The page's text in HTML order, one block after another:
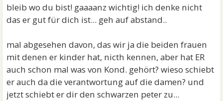
bleib wo du bist! gaaaanz wichtig! ich denke nicht
das er gut für dich ist... geh auf abstand..
mal abgesehen davon, das wir ja die beiden frauen
mit denen er kinder hat, nicth kennen, aber hat ER
auch schon mal was von Kond. gehört? wieso schiebt
er auch da die verantwortung auf die damen? und
jetzt schiebt er dir den schwarzen peter zu...